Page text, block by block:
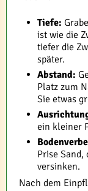
Tiefe:
ist wie die
tiefer die
später.
Abstand:
Platz zum
Sie etwas
ein kleiner
Prise
versinken.
Nach dem